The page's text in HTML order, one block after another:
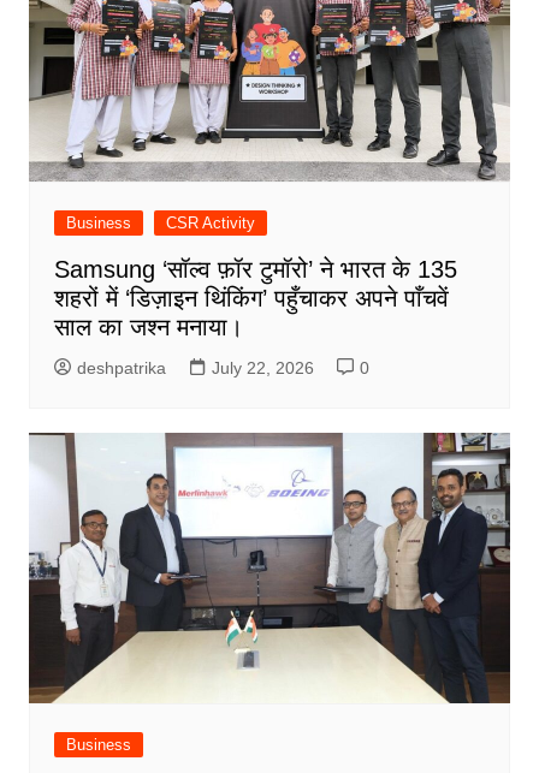
Business CSR Activity
Samsung ‘सॉल्व फ़ॉर टुमॉरो’ ने भारत के 135
शहरों में ‘डिज़ाइन थिंकिंग’ पहुँचाकर अपने पाँचवें
साल का जश्न मनाया।
deshpatrika July 22, 2026 0
Business